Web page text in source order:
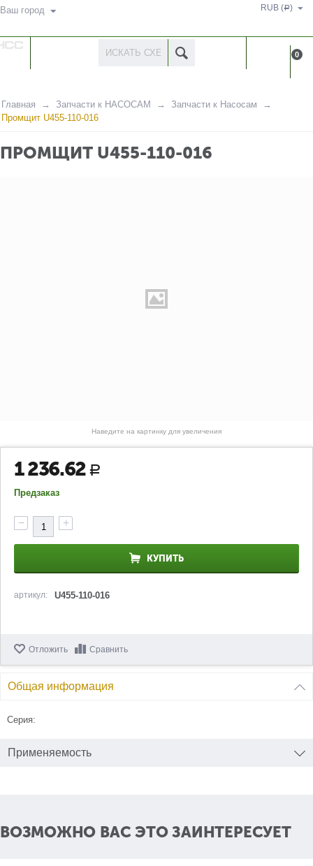
Ваш город RUB (Р)
0
Главная Запчасти к НАСОСАМ
Запчасти к Насосам
Промщит U455-110-016
ПРОМЩИТ U455-110-016
Наведите на картинку для увеличения
1 236.62 Р
Предзаказ
+
−
КУПИТЬ
артикул: U455-110-016
Отложить Сравнить
Общая информация
Серия:
Применяемость
ВОЗМОЖНО ВАС ЭТО ЗАИНТЕРЕСУЕТ